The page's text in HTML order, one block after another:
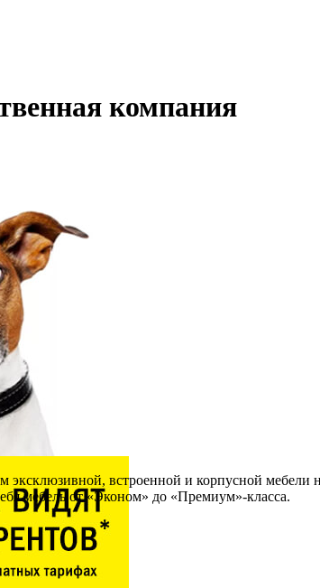
компания
встроенной и корпусной мебели
мебель от «Эконом» до «Премиум»-класса.